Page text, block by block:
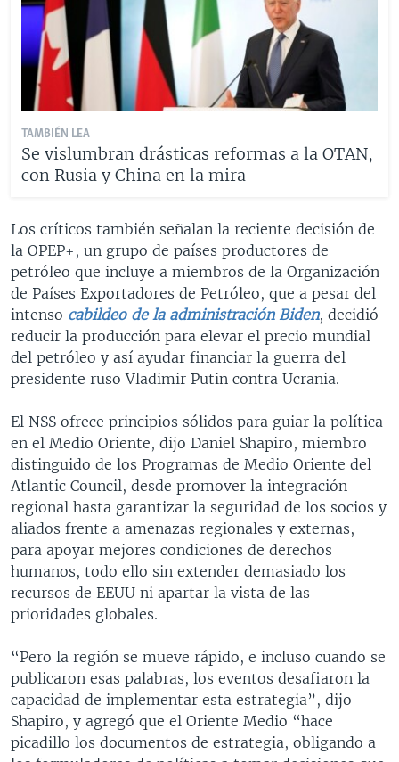
TAMBIÉN LEA
Se vislumbran drásticas reformas a la OTAN,
con Rusia y China en la mira
Los críticos también señalan la reciente decisión de
la OPEP+, un grupo de países productores de
petróleo que incluye a miembros de la Organización
de Países Exportadores de Petróleo, que a pesar del
intenso cabildeo de la administración Biden, decidió
reducir la producción para elevar el precio mundial
del petróleo y así ayudar financiar la guerra del
presidente ruso Vladimir Putin contra Ucrania.
El NSS ofrece principios sólidos para guiar la política
en el Medio Oriente, dijo Daniel Shapiro, miembro
distinguido de los Programas de Medio Oriente del
Atlantic Council, desde promover la integración
regional hasta garantizar la seguridad de los socios y
aliados frente a amenazas regionales y externas,
para apoyar mejores condiciones de derechos
humanos, todo ello sin extender demasiado los
recursos de EEUU ni apartar la vista de las
prioridades globales.
“Pero la región se mueve rápido, e incluso cuando se
publicaron esas palabras, los eventos desafiaron la
capacidad de implementar esta estrategia”, dijo
Shapiro, y agregó que el Oriente Medio “hace
picadillo los documentos de estrategia, obligando a